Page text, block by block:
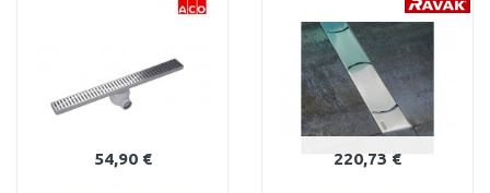
54,90 € 220,73 €